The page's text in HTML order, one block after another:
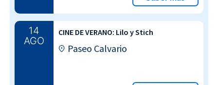
14
AGO
CINE DE VERANO: Lilo y Stich
Paseo Calvario